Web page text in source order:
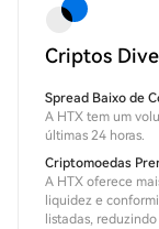
Criptos
Spread Baixo de
A HTX tem um
últimas 24 horas.
Criptomoedas
A HTX oferece
liquidez e
listadas,